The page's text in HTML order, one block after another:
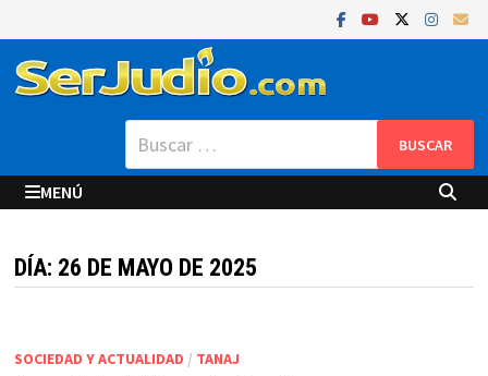
al
contenido
Buscar:
MENÚ
DÍA: 26 DE MAYO DE 2025
SOCIEDAD Y ACTUALIDAD / TANAJ